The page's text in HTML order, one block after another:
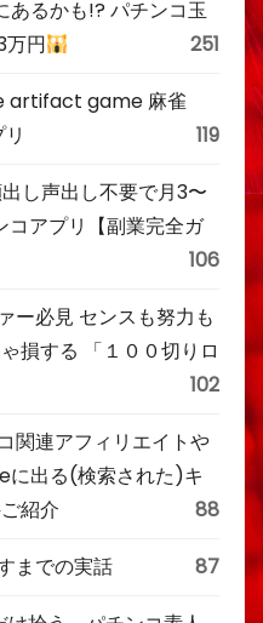
あるかも!? パチンコ玉
万円
251
artifact game 麻雀
119
出し声出し不要で月3〜
コアプリ【副業完全ガ
106
ー必見 センスも努力も
損する 「１００切りロ
102
関連アフィリエイトや
出る(検索された)キ
紹介
88
までの実話 87